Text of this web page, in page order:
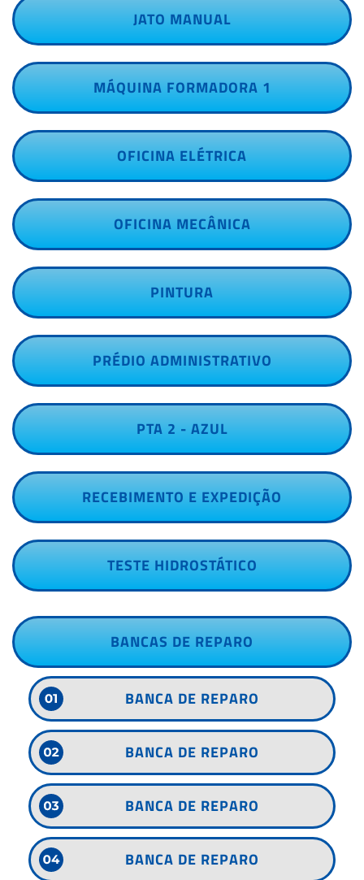
JATO MANUAL
MÁQUINA FORMADORA 1
OFICINA ELÉTRICA
OFICINA MECÂNICA
PINTURA
PRÉDIO ADMINISTRATIVO
PTA 2 - AZUL
RECEBIMENTO E EXPEDIÇÃO
TESTE HIDROSTÁTICO
BANCAS DE REPARO
BANCA DE REPARO
BANCA DE REPARO
BANCA DE REPARO
BANCA DE REPARO